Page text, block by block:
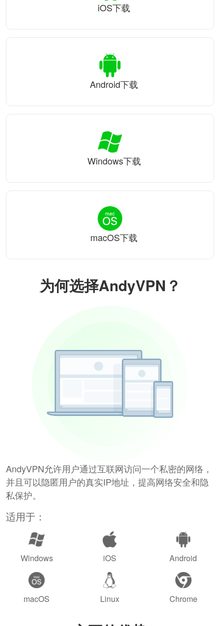
为何选择AndyVPN？
AndyVPN允许用户通过互联网访问一个私密的网络，
并且可以隐匿用户的真实IP地址，提高网络安全和隐
私保护。
适用于：
Windows iOS Android
macOS Linux Chrome
iOS下载
Android下载
Windows下载
macOS下载